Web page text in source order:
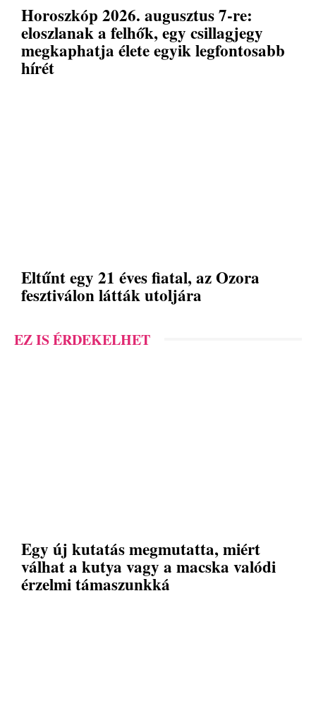
Horoszkóp 2026. augusztus 7-re:
eloszlanak a felhők, egy csillagjegy
megkaphatja élete egyik legfontosabb
hírét
Eltűnt egy 21 éves fiatal, az Ozora
fesztiválon látták utoljára
EZ IS ÉRDEKELHET
Egy új kutatás megmutatta, miért
válhat a kutya vagy a macska valódi
érzelmi támaszunkká